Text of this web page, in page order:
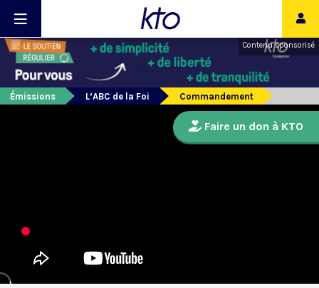
Contenu sponsorisé
Émissions L’ABC de la Foi Commandement
Faire un don à KTO